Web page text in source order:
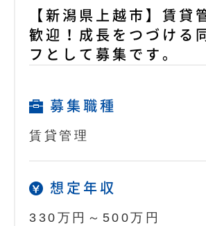
【新潟県上越市】賃貸
歓迎！成長をつづける
フとして募集です。
募集職種
賃貸管理
想定年収
330万円～500万円